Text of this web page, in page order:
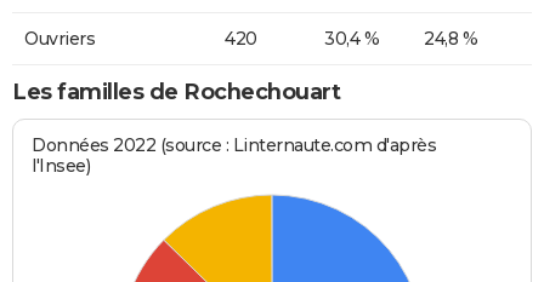
Ouvriers 420 30,4 % 24,8 %
Les familles de Rochechouart
Données 2022 (source : Linternaute.com d'après
l'Insee)